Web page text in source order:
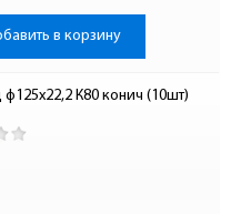
в корзину
ф125х22,2 К80 конич (10шт)